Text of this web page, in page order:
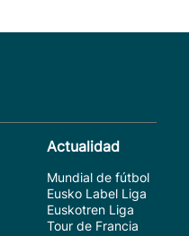
Actualidad
Mundial de fútbol
Eusko Label Liga
Euskotren Liga
Tour de Francia